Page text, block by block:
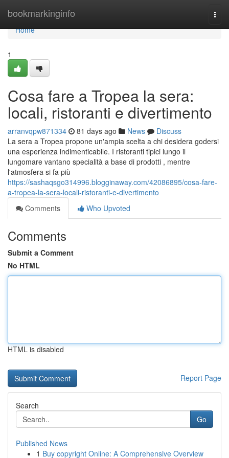
bookmarkinginfo
Home
Home
1
Cosa fare a Tropea la sera:
locali, ristoranti e divertimento
arranvqpw871334 81 days ago News
Discuss
La sera a Tropea propone un'ampia scelta a chi desidera godersi
una esperienza indimenticabile. I ristoranti tipici lungo il
lungomare vantano specialità a base di prodotti , mentre
l'atmosfera si fa più
https://sashaqsgo314996.blogginaway.com/42086895/cosa-fare-
a-tropea-la-sera-locali-ristoranti-e-divertimento
Comments
Who Upvoted
Comments
Submit a Comment
No HTML
HTML is disabled
Report Page
Search
Go
Published News
1 Buy copyright Online: A Comprehensive Overview